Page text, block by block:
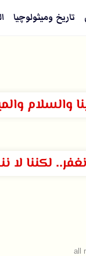
تاريخ وميثولوچيا
والسلام
لكننا لا
all